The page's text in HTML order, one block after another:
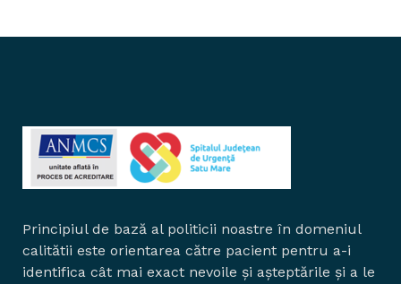
Principiul de bază al politicii noastre în domeniul
calitătii este orientarea către pacient pentru a-i
identifica cât mai exact nevoile și așteptările și a le